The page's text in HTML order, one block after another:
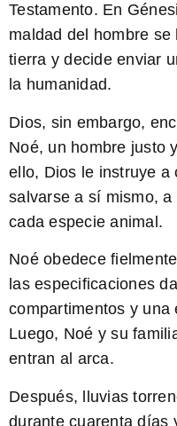
Testamento. En
maldad del hombre
tierra y decide enviar
la humanidad.
Dios, sin embargo,
Noé, un hombre justo
ello, Dios le instruye a
salvarse a sí mismo,
cada especie animal.
Noé obedece
las especificaciones
compartimentos y una
Luego, Noé y su
entran al arca.
Después, lluvias
durante cuarenta días